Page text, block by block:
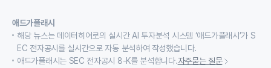
애드가플래시
해당 뉴스는 데이터히어로의 실시간 AI 투자분석 시스템 ‘애드가플래시’가 S
EC 전자공시를 실시간으로 자동 분석하여 작성했습니다.
애드가플래시는 SEC 전자공시 8-K를 분석합니다.자주묻는 질문